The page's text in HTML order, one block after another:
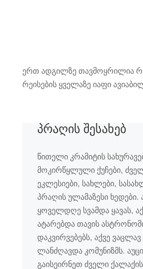
ერთ ადგილზე თავმოყრილია
რეისების ყველაზე იაფი
პრაღის შესახებ
წითელი კრამიტის
მოკირწყლული ქუჩები,
ეკლესიები, სახლები,
პრაღის ულამაზესი ხედები.
ყოველდღე სვამდა ყავას,
ატარებდა თავის
დაკვირვებებს, აქვე
ლანძღავდა კომუნიზმს.
გაისეირნეთ ძველი